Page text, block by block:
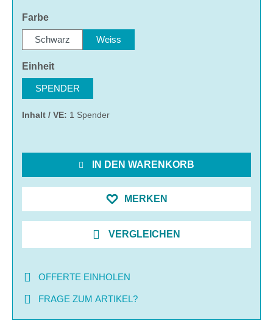
Farbeauswählen
Schwarz Weiss
Einheitauswählen
SPENDER
Inhalt / VE: 1 Spender
IN DEN WARENKORB
MERKEN
VERGLEICHEN
OFFERTE EINHOLEN
FRAGE ZUM ARTIKEL?